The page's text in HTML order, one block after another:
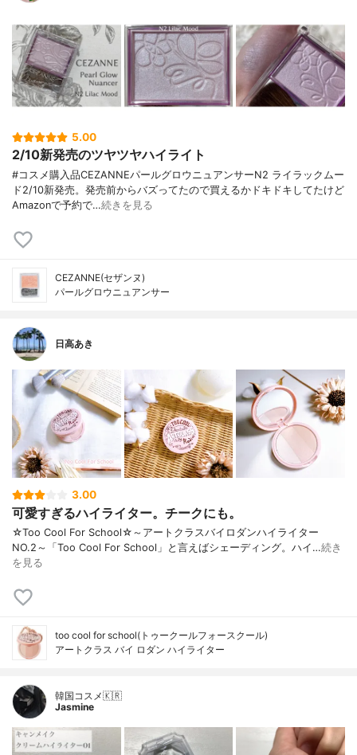
5.00
2/10新発売のツヤツヤハイライト
#コスメ購入品CEZANNEパールグロウニュアンサーN2 ライラックムー
ド2/10新発売。発売前からバズってたので買えるかドキドキしてたけど
Amazonで予約で…続きを見る
CEZANNE(セザンヌ)
パールグロウニュアンサー
日高あき
3.00
可愛すぎるハイライター。チークにも。
☆Too Cool For School☆～アートクラスバイロダンハイライター
NO.2～「Too Cool For School」と言えばシェーディング。ハイ…続き
を見る
too cool for school(トゥークールフォースクール)
アートクラス バイ ロダン ハイライター
韓国コスメ🇰🇷
Jasmine